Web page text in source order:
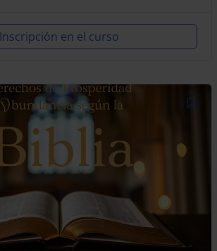
Inscripción en el curso